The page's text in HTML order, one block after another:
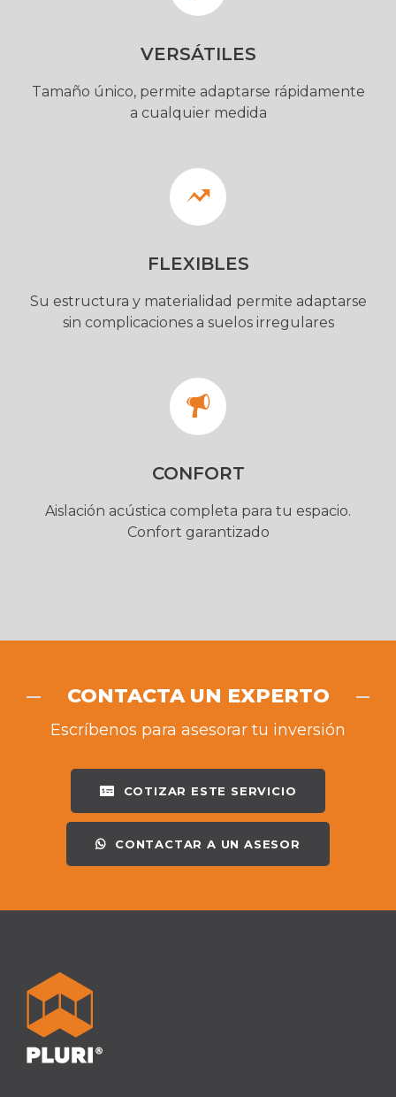
VERSÁTILES
Tamaño único, permite adaptarse rápidamente
a cualquier medida
FLEXIBLES
Su estructura y materialidad permite adaptarse
sin complicaciones a suelos irregulares
CONFORT
Aislación acústica completa para tu espacio.
Confort garantizado
CONTACTA UN EXPERTO
Escríbenos para asesorar tu inversión
COTIZAR ESTE SERVICIO
CONTACTAR A UN ASESOR